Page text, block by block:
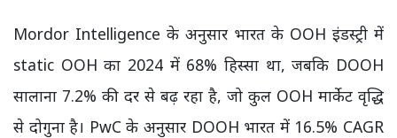
Mordor Intelligence के अनुसार भारत के OOH इंडस्ट्री में
static OOH का 2024 में 68% हिस्सा था, जबकि DOOH
सालाना 7.2% की दर से बढ़ रहा है, जो कुल OOH मार्केट वृद्धि
से दोगुना है। PwC के अनुसार DOOH भारत में 16.5% CAGR